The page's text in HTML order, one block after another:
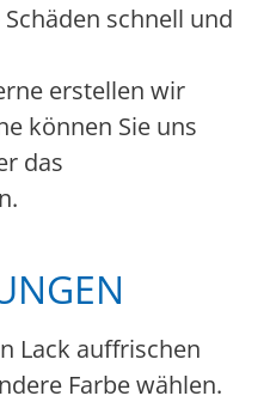
schnell und
erstellen wir
können Sie uns
das
Lack auffrischen
Farbe wählen.